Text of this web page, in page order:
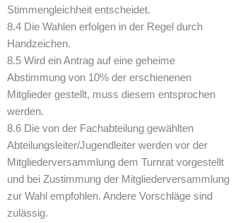
Stimmengleichheit entscheidet.
8.4 Die Wahlen erfolgen in der Regel durch
Handzeichen.
8.5 Wird ein Antrag auf eine geheime
Abstimmung von 10% der erschienenen
Mitglieder gestellt, muss diesem entsprochen
werden.
8.6 Die von der Fachabteilung gewählten
Abteilungsleiter/Jugendleiter werden vor der
Mitgliederversammlung dem Turnrat vorgestellt
und bei Zustimmung der Mitgliederversammlung
zur Wahl empfohlen. Andere Vorschläge sind
zulässig.